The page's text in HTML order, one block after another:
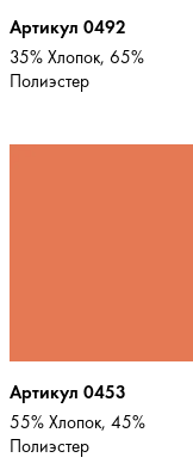
Артикул 0492
35% Хлопок, 65%
Полиэстер
Артикул 0453
55% Хлопок, 45%
Полиэстер